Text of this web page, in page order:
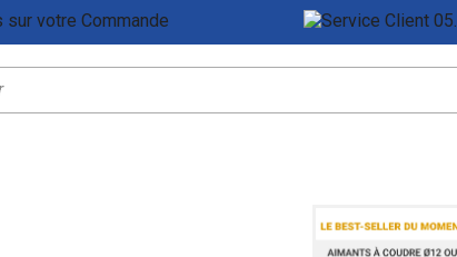
Remises Immédiates sur votre Commande